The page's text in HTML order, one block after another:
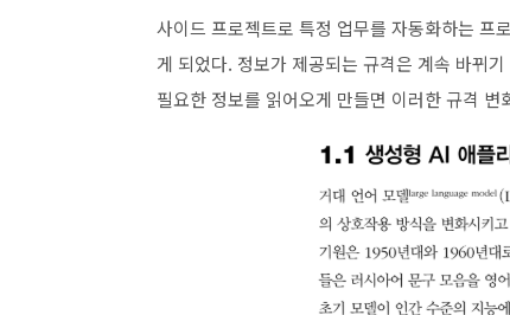
사이드 프로젝트로 특정 업무를 자동화하는 프
게 되었다. 정보가 제공되는 규격은 계속 바
필요한 정보를 읽어오게 만들면 이러한 규격